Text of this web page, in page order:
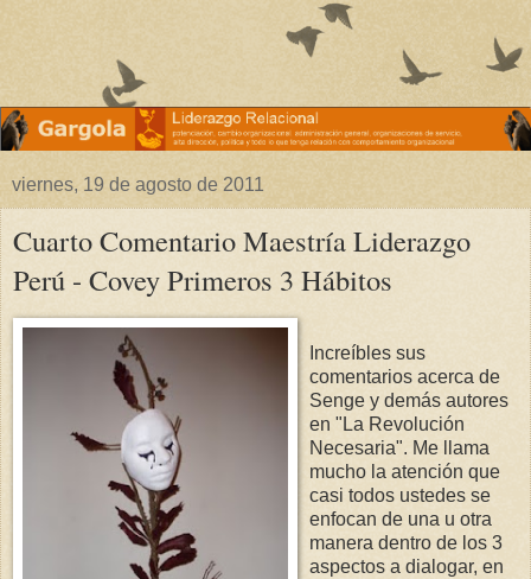
viernes, 19 de agosto de 2011
Cuarto Comentario Maestría Liderazgo
Perú - Covey Primeros 3 Hábitos
Increíbles sus
comentarios acerca de
Senge y demás autores
en "La Revolución
Necesaria". Me llama
mucho la atención que
casi todos ustedes se
enfocan de una u otra
manera dentro de los 3
aspectos a dialogar, en